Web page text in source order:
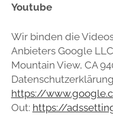
Youtube
Wir binden die
Anbieters Google
Mountain View, CA
https://
Out: https://